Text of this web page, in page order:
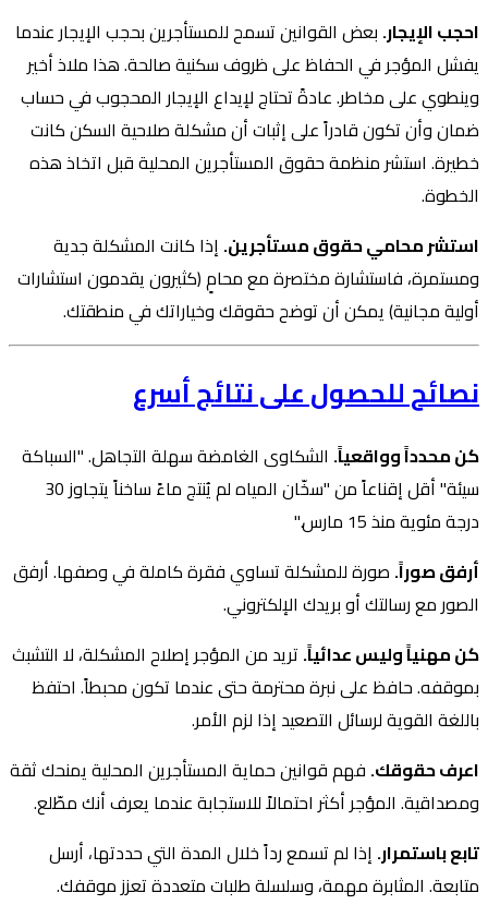
احجب الإيجار. بعض القوانين تسمح للمستأجرين بحجب الإيجار عندما
يفشل المؤجر في الحفاظ على ظروف سكنية صالحة. هذا ملاذ أخير
وينطوي على مخاطر. عادةً تحتاج لإيداع الإيجار المحجوب في حساب
ضمان وأن تكون قادراً على إثبات أن مشكلة صلاحية السكن كانت
خطيرة. استشر منظمة حقوق المستأجرين المحلية قبل اتخاذ هذه
الخطوة.
استشر محامي حقوق مستأجرين. إذا كانت المشكلة جدية
ومستمرة، فاستشارة مختصرة مع محامٍ (كثيرون يقدمون استشارات
أولية مجانية) يمكن أن توضح حقوقك وخياراتك في منطقتك.
نصائح للحصول على نتائج أسرع
كن محدداً وواقعياً. الشكاوى الغامضة سهلة التجاهل. "السباكة
سيئة" أقل إقناعاً من "سخّان المياه لم يُنتج ماءً ساخناً يتجاوز 30
درجة مئوية منذ 15 مارس."
أرفق صوراً. صورة للمشكلة تساوي فقرة كاملة في وصفها. أرفق
الصور مع رسالتك أو بريدك الإلكتروني.
كن مهنياً وليس عدائياً. تريد من المؤجر إصلاح المشكلة، لا التشبث
بموقفه. حافظ على نبرة محترمة حتى عندما تكون محبطاً. احتفظ
باللغة القوية لرسائل التصعيد إذا لزم الأمر.
اعرف حقوقك. فهم قوانين حماية المستأجرين المحلية يمنحك ثقة
ومصداقية. المؤجر أكثر احتمالاً للاستجابة عندما يعرف أنك مطّلع.
تابع باستمرار. إذا لم تسمع رداً خلال المدة التي حددتها، أرسل
متابعة. المثابرة مهمة، وسلسلة طلبات متعددة تعزز موقفك.